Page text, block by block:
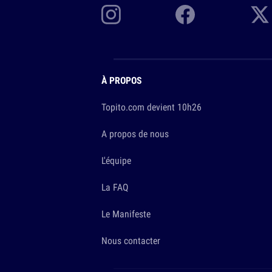
À PROPOS
Topito.com devient 10h26
A propos de nous
L'équipe
La FAQ
Le Manifeste
Nous contacter